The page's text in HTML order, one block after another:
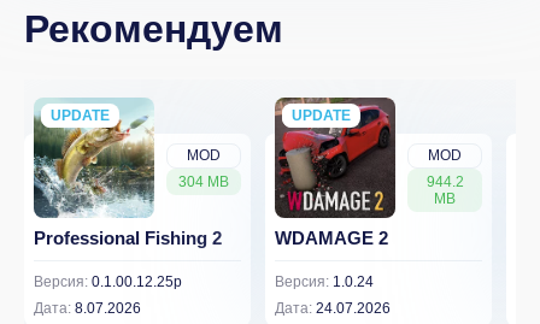
Рекомендуем
MOD
304 MB
UPDATE
NEW
Professional Fishing 2
Версия: 0.1.00.12.25p
Дата: 8.07.2026
MOD
944.2
MB
UPDATE
NEW
WDAMAGE 2
Версия: 1.0.24
Дата: 24.07.2026